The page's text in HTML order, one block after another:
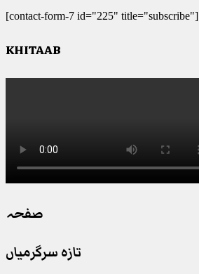
[contact-form-7 id="225" title="subscribe"]
KHITAAB
صفحہ
تازہ سرگرمیاں